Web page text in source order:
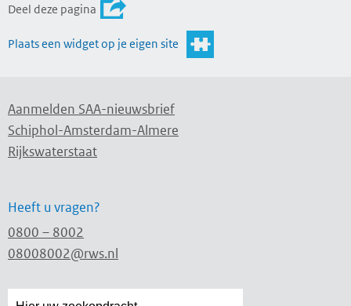
Deel deze pagina
Plaats een widget op je eigen site
Aanmelden SAA-nieuwsbrief
Schiphol-Amsterdam-Almere
Rijkswaterstaat
Heeft u vragen?
0800 – 8002
08008002@rws.nl